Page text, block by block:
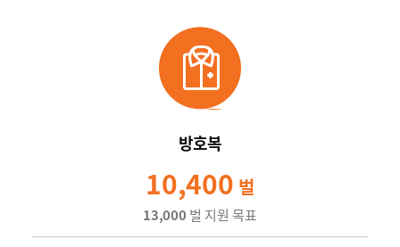
방호복
10,400 벌
13,000 벌 지원 목표